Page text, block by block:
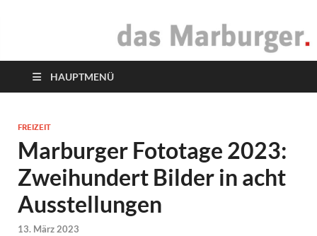
das Marburger.
HAUPTMENÜ
FREIZEIT
Marburger Fototage 2023:
Zweihundert Bilder in acht
Ausstellungen
13. März 2023